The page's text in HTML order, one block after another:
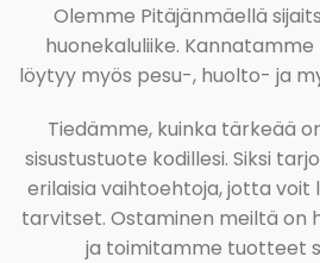
Olemme Pitäjänmäellä
huonekaluliike.
löytyy myös pesu-, huolto- ja
Tiedämme, kuinka tärkeää
sisustustuote kodillesi. Siksi
erilaisia vaihtoehtoja, jotta voit
tarvitset. Ostaminen meiltä on
ja toimitamme tuotteet